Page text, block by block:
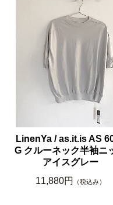
LinenYa / as.it.is AS
G クルーネック半袖ニ
アイスグレー
11,880円
（税込み）